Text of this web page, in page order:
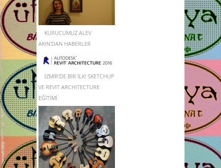
KURUCUMUZ ALEV
AKIN'DAN HABERLER
İZMİR'DE BİR İLK! SKETCHUP
VE REVIT ARCHITECTURE
EĞİTİMİ